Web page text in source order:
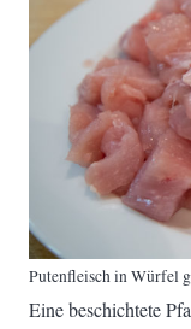
Putenfleisch in Würfel
Eine beschichtete